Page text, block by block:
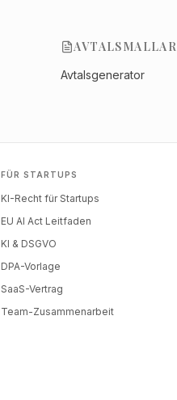
AVTALSMALLAR
Avtalsgenerator
FÜR STARTUPS
KI-Recht für Startups
EU AI Act Leitfaden
KI & DSGVO
DPA-Vorlage
SaaS-Vertrag
Team-Zusammenarbeit